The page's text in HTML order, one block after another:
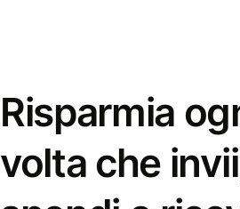
Risparmia
volta che